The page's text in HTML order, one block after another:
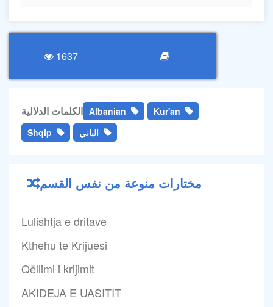
1637
الكلمات الدلالية Albanian
Kur'an
Shqip
الباني
مختارات منوعة من نفس القسم
Lulishtja e dritave
Kthehu te Krijuesi
Qëllimi i krijimit
AKIDEJA E UASITIT